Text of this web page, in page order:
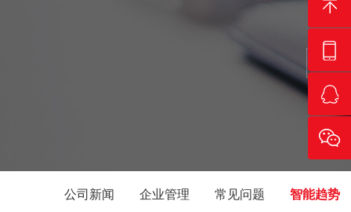
公司新闻 企业管理 常见问题 智能趋势